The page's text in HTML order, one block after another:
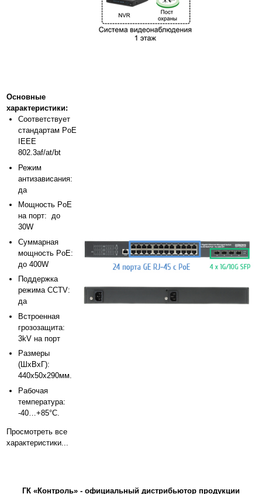
Основные
характеристики:
Соответствует
стандартам PoE
IEEE
802.3af/at/bt
Режим
антизависания:
да
Мощность PoE
на порт: до
30W
Суммарная
мощность PoE:
до 400W
Поддержка
режима CCTV:
да
Встроенная
грозозащита:
3kV на порт
Размеры
(ШхВхГ):
440x50x290мм.
Рабочая
температура:
-40…+85°С.
Просмотреть все
характеристики...
ГК «Контроль» - официальный дистрибьютор продукции